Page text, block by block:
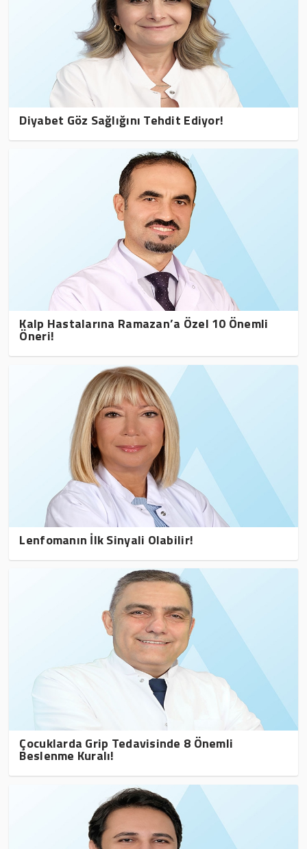
Diyabet Göz Sağlığını Tehdit Ediyor!
Kalp Hastalarına Ramazan’a Özel 10 Önemli
Öneri!
Lenfomanın İlk Sinyali Olabilir!
Çocuklarda Grip Tedavisinde 8 Önemli
Beslenme Kuralı!